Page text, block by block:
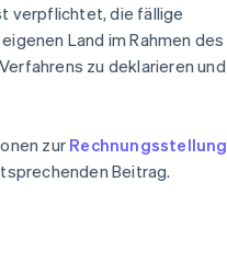
verpflichtet, die fällige
Land im Rahmen des
zu deklarieren und
zur Rechnungsstellung
Beitrag.